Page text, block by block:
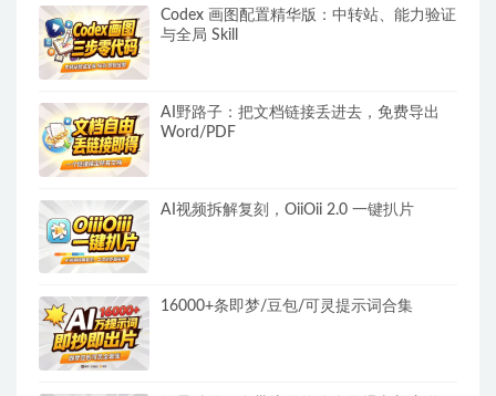
Codex 画图配置精华版：中转站、能力验证
与全局 Skill
AI野路子：把文档链接丢进去，免费导出
Word/PDF
AI视频拆解复刻，OiiOii 2.0 一键扒片
16000+条即梦/豆包/可灵提示词合集